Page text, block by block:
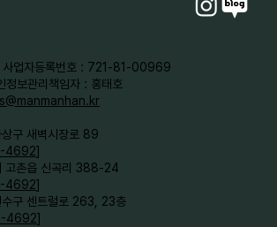
업자등록번호 : 721-81-00969
보관리책임자 : 홍태호
구 새벽시장로 89
4692]
고촌읍 신곡리 388-24
4692]
수구 센트럴로 263, 23층
4692]​